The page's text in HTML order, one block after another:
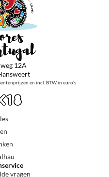
12A
en incl. BTW in euro’s
vragen